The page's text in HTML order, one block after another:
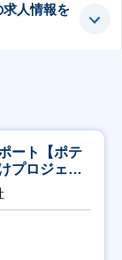
人情報を
ート【ポテ
プロジェク